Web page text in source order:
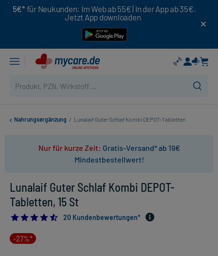
5€* für Neukunden: Im Web ab 55€ | In der App ab 35€.
Jetzt App downloaden
Nahrungsergänzung / Lunalaif Guter Schlaf Kombi DEPOT-Tabletten
Nur für kurze Zeit: Gratis-Versand* ab 19€
Mindestbestellwert!
Lunalaif Guter Schlaf Kombi DEPOT-
Tabletten, 15 St
4.55
20 Kundenbewertungen*
-27%*